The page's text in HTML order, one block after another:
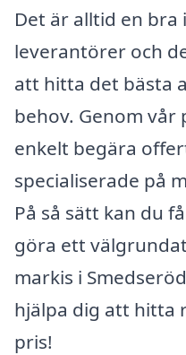
Det är alltid en
leverantörer och
att hitta det bästa
behov. Genom
enkelt begära
specialiserade på
På så sätt kan du
göra ett
markis i
hjälpa dig att hitta
pris!